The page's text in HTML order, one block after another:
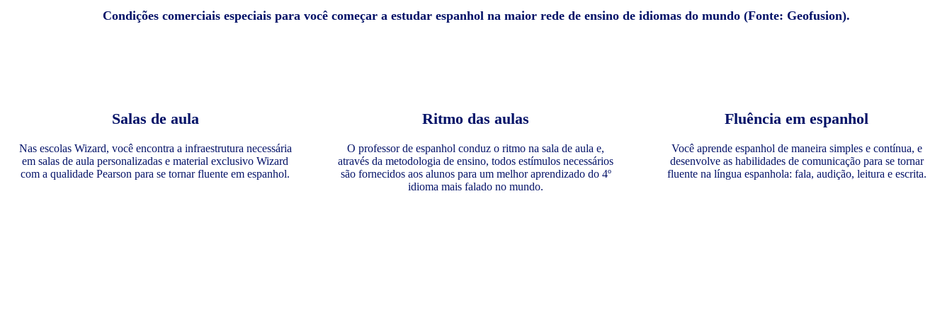
Condições comerciais especiais para você começar a estudar espanhol na maior rede de ensino de idiomas do mundo (Fonte: Geofusion).
Salas de aula
Nas escolas Wizard, você encontra a infraestrutura necessária
em salas de aula personalizadas e material exclusivo Wizard
com a qualidade Pearson para se tornar fluente em espanhol.
Ritmo das aulas
O professor de espanhol conduz o ritmo na sala de aula e,
através da metodologia de ensino, todos estímulos necessários
são fornecidos aos alunos para um melhor aprendizado do 4º
idioma mais falado no mundo.
Fluência em espanhol
Você aprende espanhol de maneira simples e contínua, e
desenvolve as habilidades de comunicação para se tornar
fluente na língua espanhola: fala, audição, leitura e escrita.